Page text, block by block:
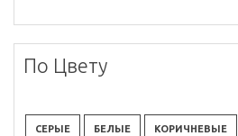
По Цвету
СЕРЫЕ БЕЛЫЕ КОРИЧНЕВЫЕ